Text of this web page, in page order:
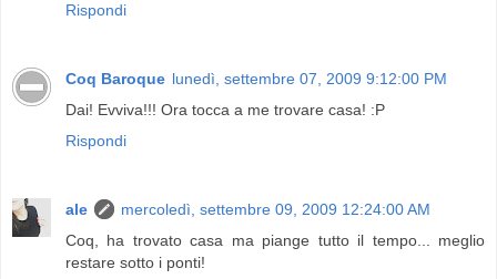
Rispondi
Coq Baroque lunedì, settembre 07, 2009 9:12:00 PM
Dai! Evviva!!! Ora tocca a me trovare casa! :P
Rispondi
ale
mercoledì, settembre 09, 2009 12:24:00 AM
Coq, ha trovato casa ma piange tutto il tempo... meglio
restare sotto i ponti!